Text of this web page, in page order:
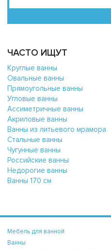
ЧАСТО ИЩУТ
Круглые ванны
Овальные ванны
Прямоугольные ванны
Угловые ванны
Ассиметричные ванны
Акриловые ванны
Ванны из литьевого мрамора
Стальные ванны
Чугунные ванны
Российские ванны
Недорогие ванны
Ванны 170 см
Мебель для ванной
Ванны